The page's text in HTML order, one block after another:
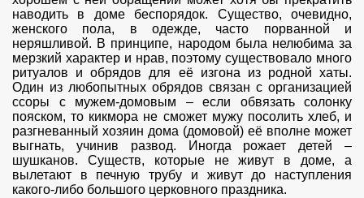
наводить в доме беспорядок. Существо, очевидно,
женского пола, в одежде, часто порванной и
неряшливой. В принципе, народом была нелюбима за
мерзкий характер и нрав, поэтому существовало много
ритуалов и обрядов для её изгона из родной хаты.
Один из любопытных обрядов связан с организацией
ссоры с мужем-домовым – если обвязать солонку
пояском, то кикмора не сможет мужу посолить хлеб, и
разгневанный хозяин дома (домовой) её вполне может
выгнать, учинив развод. Иногда рожает детей –
шушканов. Существ, которые не живут в доме, а
вылетают в печную трубу и живут до наступления
какого-либо большого церковного праздника.